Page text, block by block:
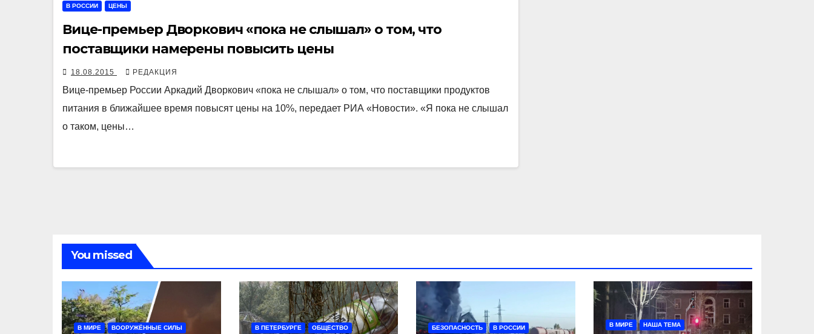
В РОССИИ ЦЕНЫ
Вице-премьер Дворкович «пока не слышал» о том, что
поставщики намерены повысить цены
18.08.2015 РЕДАКЦИЯ
Вице-премьер России Аркадий Дворкович «пока не слышал» о том, что поставщики продуктов
питания в ближайшее время повысят цены на 10%, передает РИА «Новости». «Я пока не слышал
о таком, цены…
You missed
В МИРЕ ВООРУЖЁННЫЕ СИЛЫ В ПЕТЕРБУРГЕ ОБЩЕСТВО БЕЗОПАСНОСТЬ В РОССИИ В МИРЕ НАША ТЕМА